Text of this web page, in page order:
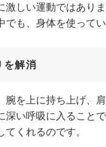
激しい運動ではあり
でも、身体を使ってい
を解消
腕を上に持ち上げ、
深い呼吸に入ること
くれるのです。